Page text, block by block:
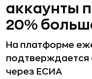
аккаунты
20%
На платформе
подтверждается
через ЕСИА